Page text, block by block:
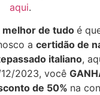
aqui.
melhor de tudoé
a certidão de
italiano,
2023, você
de 50% na